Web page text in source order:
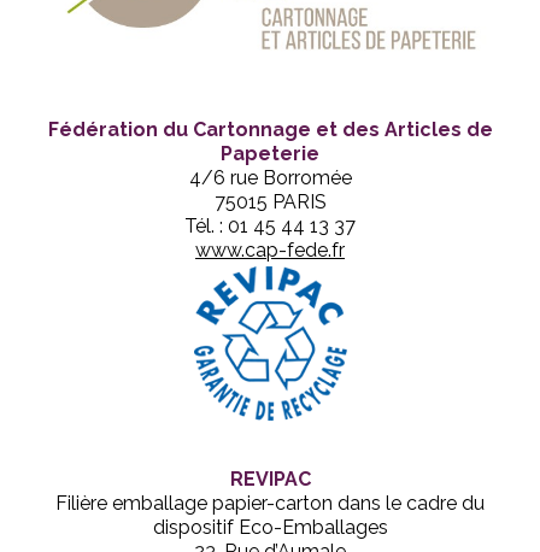
Fédération du Cartonnage et des Articles de
Papeterie
4/6 rue Borromée
75015 PARIS
Tél. : 01 45 44 13 37
www.cap-fede.fr
REVIPAC
Filière emballage papier-carton dans le cadre du
dispositif Eco-Emballages